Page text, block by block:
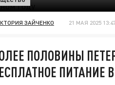
ЗАЙЧЕНКО 21 МАЯ 2025
ПОЛОВИНЫ
ПИТАНИЕ